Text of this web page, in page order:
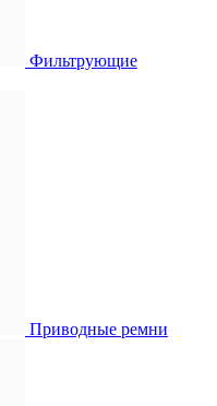
Фильтрующие
Приводные ремни